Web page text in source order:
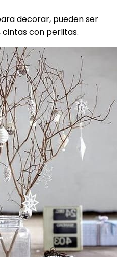
decorar, pueden ser
cintas con perlitas.